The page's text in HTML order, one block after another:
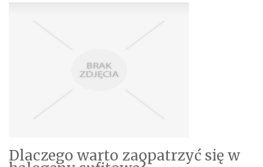
Dlaczego warto zaopatrzyć się w